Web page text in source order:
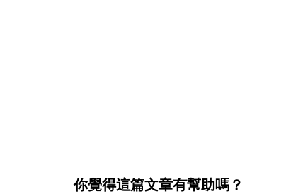
你覺得這篇文章有幫助嗎？